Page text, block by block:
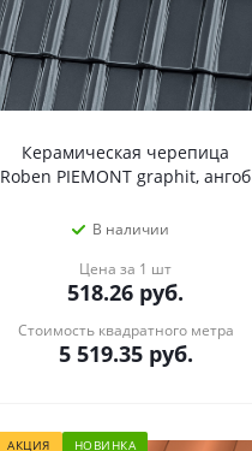
Керамическая черепица
Roben PIEMONT graphit, ангоб
В наличии
Цена за 1 шт
518.26 руб.
Стоимость квадратного метра
5 519.35руб.
АКЦИЯ НОВИНКА